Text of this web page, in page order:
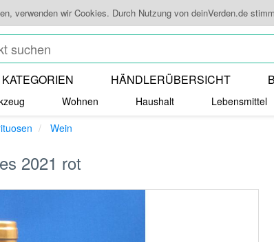
verwenden wir Cookies. Durch Nutzung von deinVerden.de
KATEGORIEN HÄNDLERÜBERSICHT
Wohnen Haushalt Lebensmittel
Wein
2021 rot